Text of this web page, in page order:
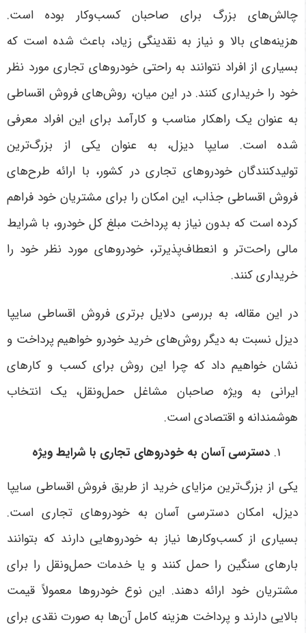
چالش‌های بزرگ برای صاحبان کسب‌وکار بوده است.
هزینه‌های بالا و نیاز به نقدینگی زیاد، باعث شده است که
بسیاری از افراد نتوانند به راحتی خودروهای تجاری مورد نظر
خود را خریداری کنند. در این میان، روش‌های فروش اقساطی
به عنوان یک راهکار مناسب و کارآمد برای این افراد معرفی
شده است. سایپا دیزل، به عنوان یکی از بزرگ‌ترین
تولیدکنندگان خودروهای تجاری در کشور، با ارائه طرح‌های
فروش اقساطی جذاب، این امکان را برای مشتریان خود فراهم
کرده است که بدون نیاز به پرداخت مبلغ کل خودرو، با شرایط
مالی راحت‌تر و انعطاف‌پذیرتر، خودروهای مورد نظر خود را
خریداری کنند.
در این مقاله، به بررسی دلایل برتری فروش اقساطی سایپا
دیزل نسبت به دیگر روش‌های خرید خودرو خواهیم پرداخت و
نشان خواهیم داد که چرا این روش برای کسب و کارهای
ایرانی به ویژه صاحبان مشاغل حمل‌ونقل، یک انتخاب
هوشمندانه و اقتصادی است.
دسترسی آسان به خودروهای تجاری با شرایط ویژه
یکی از بزرگ‌ترین مزایای خرید از طریق فروش اقساطی سایپا
دیزل، امکان دسترسی آسان به خودروهای تجاری است.
بسیاری از کسب‌وکارها نیاز به خودروهایی دارند که بتوانند
بارهای سنگین را حمل کنند و یا خدمات حمل‌ونقل را برای
مشتریان خود ارائه دهند. این نوع خودروها معمولاً قیمت
بالایی دارند و پرداخت هزینه کامل آن‌ها به صورت نقدی برای